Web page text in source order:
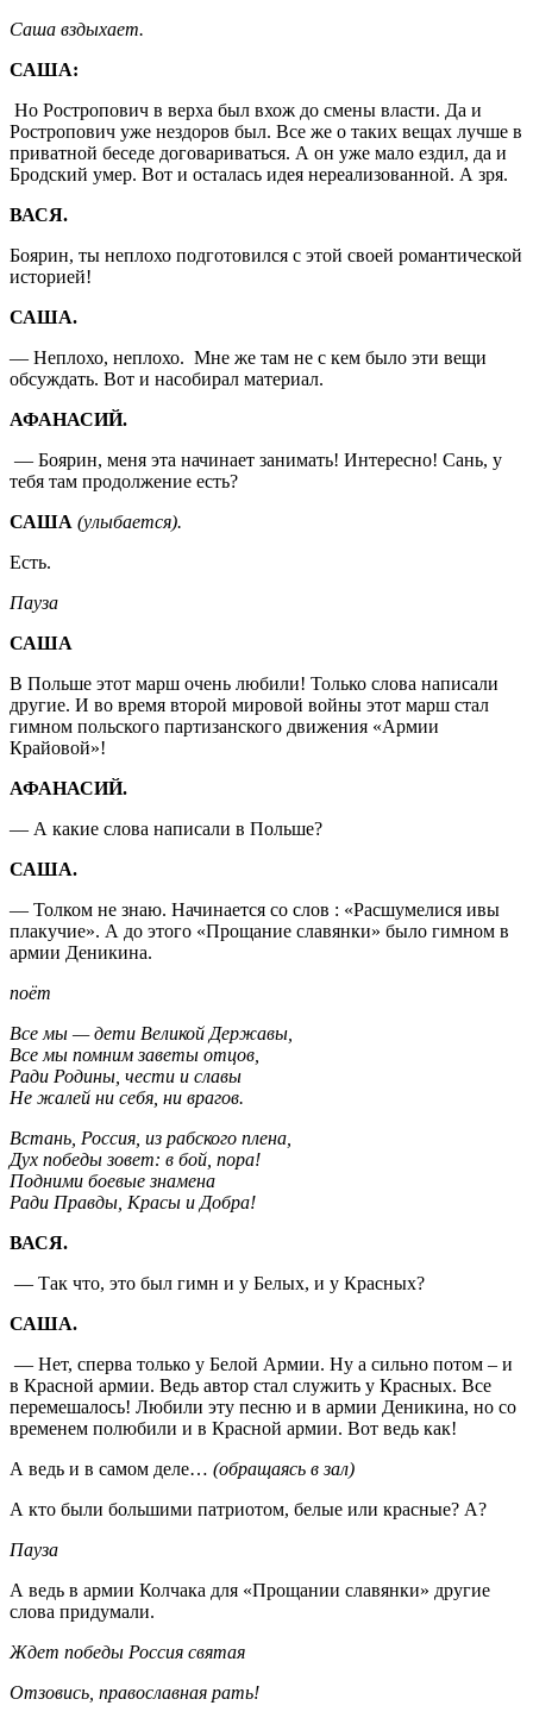
Саша вздыхает.
САША:
Но Ростропович в верха был вхож до смены власти. Да и
Ростропович уже нездоров был. Все же о таких вещах лучше в
приватной беседе договариваться. А он уже мало ездил, да и
Бродский умер. Вот и осталась идея нереализованной. А зря.
ВАСЯ.
Боярин, ты неплохо подготовился с этой своей романтической
историей!
САША.
— Неплохо, неплохо. Мне же там не с кем было эти вещи
обсуждать. Вот и насобирал материал.
АФАНАСИЙ.
— Боярин, меня эта начинает занимать! Интересно! Сань, у
тебя там продолжение есть?
САША (улыбается).
Есть.
Пауза
САША
В Польше этот марш очень любили! Только слова написали
другие. И во время второй мировой войны этот марш стал
гимном польского партизанского движения «Армии
Крайовой»!
АФАНАСИЙ.
— А какие слова написали в Польше?
САША.
— Толком не знаю. Начинается со слов : «Расшумелися ивы
плакучие». А до этого «Прощание славянки» было гимном в
армии Деникина.
поёт
Все мы — дети Великой Державы,
Все мы помним заветы отцов,
Ради Родины, чести и славы
Не жалей ни себя, ни врагов.
Встань, Россия, из рабского плена,
Дух победы зовет: в бой, пора!
Подними боевые знамена
Ради Правды, Красы и Добра!
ВАСЯ.
— Так что, это был гимн и у Белых, и у Красных?
САША.
— Нет, сперва только у Белой Армии. Ну а сильно потом – и
в Красной армии. Ведь автор стал служить у Красных. Все
перемешалось! Любили эту песню и в армии Деникина, но со
временем полюбили и в Красной армии. Вот ведь как!
А ведь и в самом деле… (обращаясь в зал)
А кто были большими патриотом, белые или красные? А?
Пауза
А ведь в армии Колчака для «Прощании славянки» другие
слова придумали.
Ждет победы Россия святая
Отзовись, православная рать!